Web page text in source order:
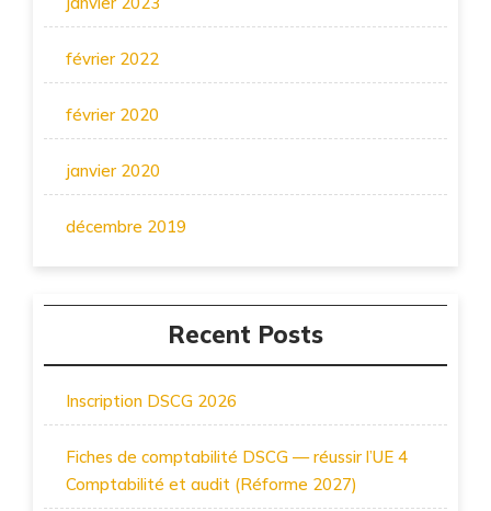
février 2022
février 2020
janvier 2020
décembre 2019
Recent Posts
Inscription DSCG 2026
Fiches de comptabilité DSCG — réussir l’UE 4
Comptabilité et audit (Réforme 2027)